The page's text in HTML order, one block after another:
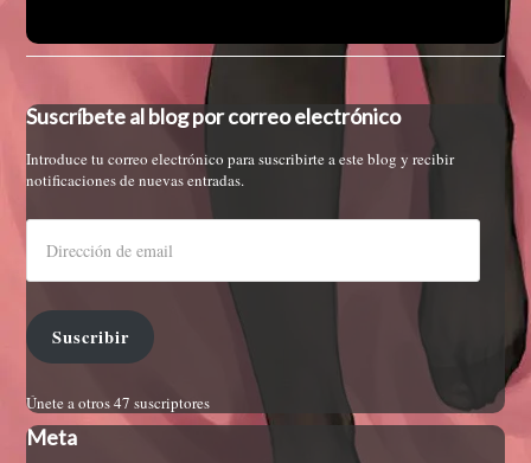
Suscríbete al blog por correo electrónico
Introduce tu correo electrónico para suscribirte a este blog y recibir
notificaciones de nuevas entradas.
Suscribir
Únete a otros 47 suscriptores
Meta